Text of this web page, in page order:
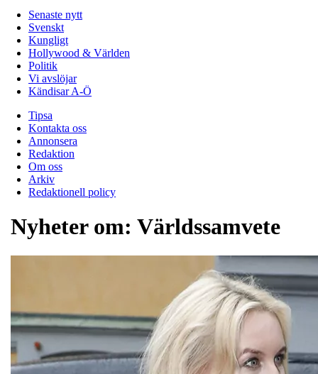
Senaste nytt
Svenskt
Kungligt
Hollywood & Världen
Politik
Vi avslöjar
Kändisar A-Ö
Tipsa
Kontakta oss
Annonsera
Redaktion
Om oss
Arkiv
Redaktionell policy
Nyheter om: Världssamvete